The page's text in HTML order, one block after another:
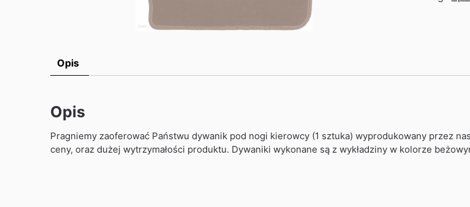
Opis
Opis
Pragniemy zaoferować Państwu dywanik pod nogi kierowcy (1 sztuka) wyprodukowany przez
ceny, oraz dużej wytrzymałości produktu. Dywaniki wykonane są z wykładziny w kolorze